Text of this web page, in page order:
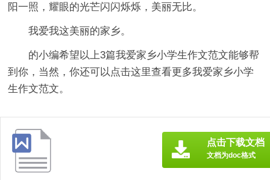
阳一照，耀眼的光芒闪闪烁烁，美丽无比。
我爱我这美丽的家乡。
的小编希望以上3篇我爱家乡小学生作文范文能够帮
到你，当然，你还可以点击这里查看更多我爱家乡小学
生作文范文。
点击下载文档
文档为doc格式